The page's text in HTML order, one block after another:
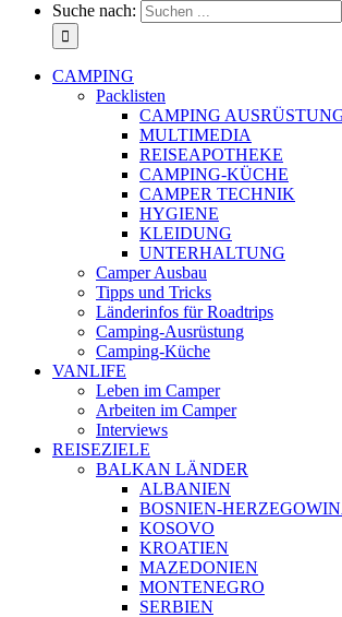
Suche nach:
CAMPING
Packlisten
CAMPING
MULTIMEDIA
REISEAPOTHEKE
CAMPING-KÜCHE
CAMPER TECHNIK
HYGIENE
KLEIDUNG
UNTERHALTUNG
Camper Ausbau
Tipps und Tricks
Länderinfos für Roadtrips
Camping-Ausrüstung
Camping-Küche
VANLIFE
Leben im Camper
Arbeiten im Camper
Interviews
REISEZIELE
BALKAN LÄNDER
ALBANIEN
BOSNIEN-
KOSOVO
KROATIEN
MAZEDONIEN
MONTENEGRO
SERBIEN